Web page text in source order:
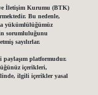
İletişim Kurumu (BTK)
Bu nedenle,
yükümlülüğümüz
sorumluluğunu
sayılırlar.
paylaşım platformudur.
içerikleri,
ilgili içerikler yasal